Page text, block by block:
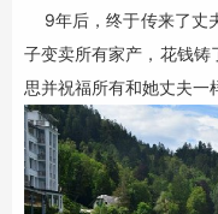
9年后，终于传来了丈
子变卖所有家产，花钱
思并祝福所有和她丈夫一